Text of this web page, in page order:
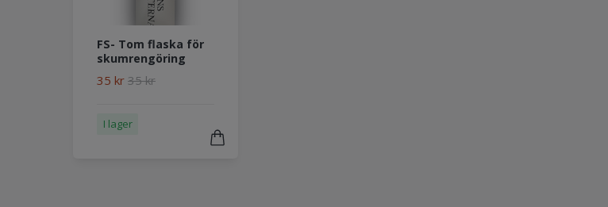
FS- Tom flaska för
skumrengöring
35 kr 35 kr
I lager